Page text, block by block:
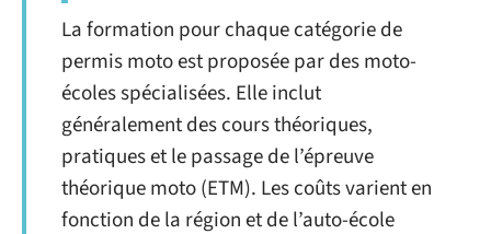
La formation pour chaque catégorie de
permis moto est proposée par des moto-
écoles spécialisées. Elle inclut
généralement des cours théoriques,
pratiques et le passage de l’épreuve
théorique moto (ETM). Les coûts varient en
fonction de la région et de l’auto-école